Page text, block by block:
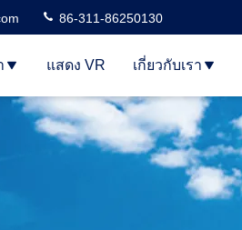
86-311-86250130
แสดง VR เกี่ยวกับเรา